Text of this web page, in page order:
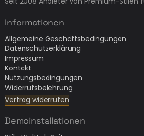
Informationen
Allgemeine Geschäftsbedingungen
Datenschutzerklärung
Impressum
Kontakt
Nutzungsbedingungen
Widerrufsbelehrung
Vertrag widerrufen
Demoinstallationen